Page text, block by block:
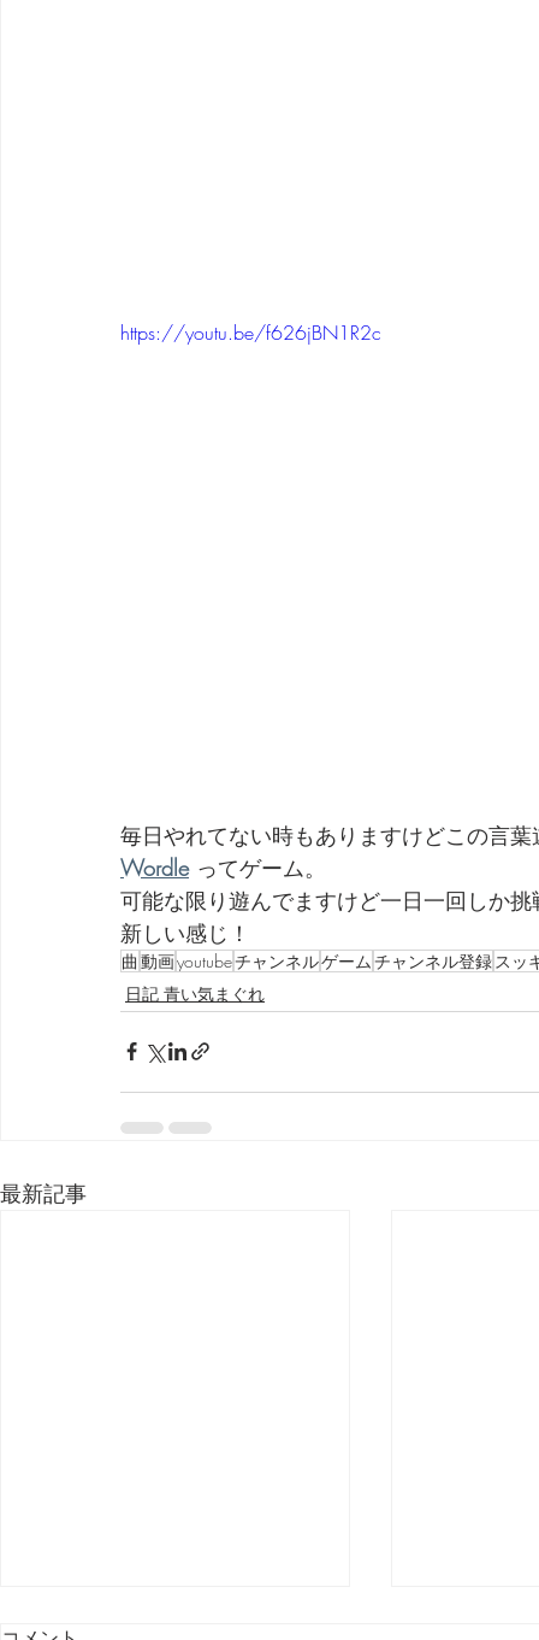
https://youtu.be/f626jBN1R2c
毎日やれてない時もありますけどこの言
Wordle ってゲーム。
可能な限り遊んでますけど一日一回しか
新しい感じ！
曲 動画youtubeチャンネルゲーム チャンネル登録 スッ
日記 青い気まぐれ
最新記事